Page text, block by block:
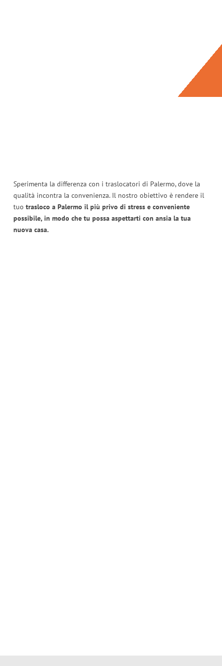
Sperimenta la differenza con i traslocatori di Palermo, dove la
qualità incontra la convenienza. Il nostro obiettivo è rendere il
tuo trasloco a Palermo il più privo di stress e conveniente
possibile, in modo che tu possa aspettarti con ansia la tua
nuova casa.